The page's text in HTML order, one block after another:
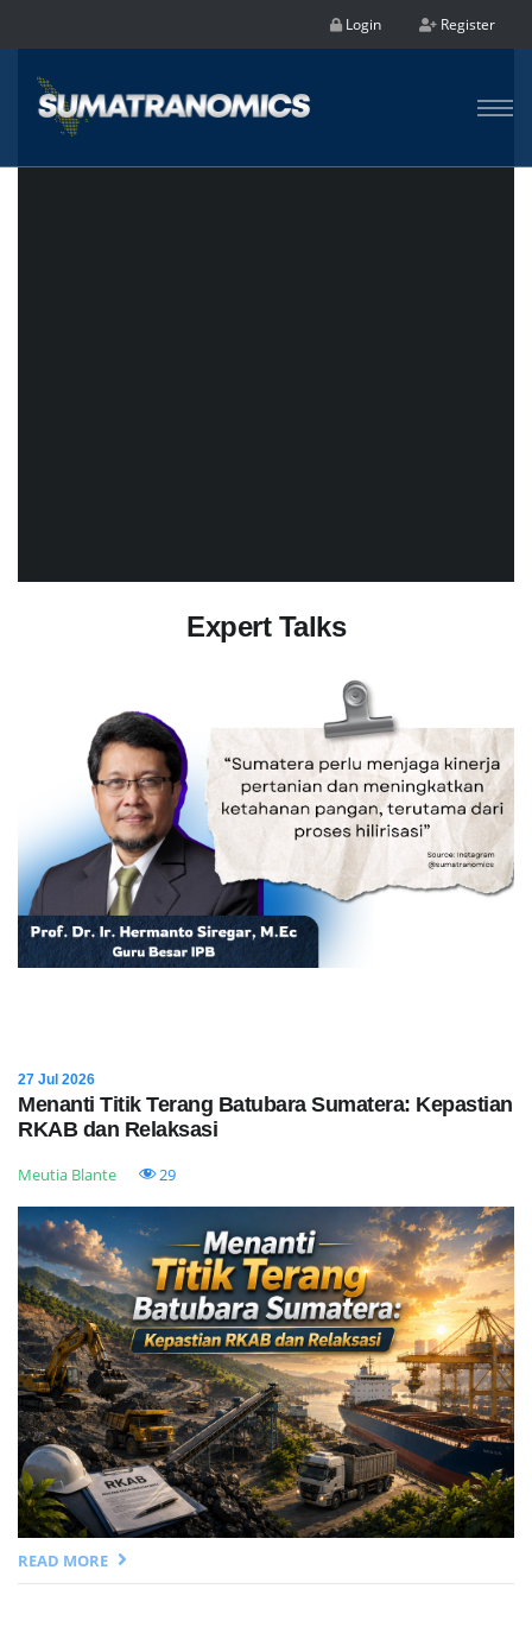
Login Register
Expert Talks
27 Jul 2026
Menanti Titik Terang Batubara Sumatera: Kepastian
RKAB dan Relaksasi
Meutia Blante 29
READ MORE